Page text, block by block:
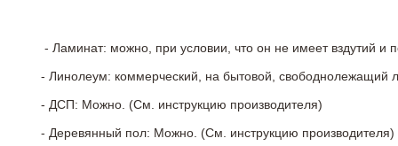
- Ламинат: можно, при условии, что он не имеет вздутий
- Линолеум: коммерческий, на бытовой, свободнолежащий
- ДСП: Можно. (См. инструкцию производителя)
- Деревянный пол: Можно. (См. инструкцию производителя)